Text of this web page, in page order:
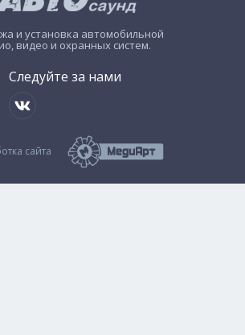
и установка автомобильной
видео и охранных систем.
Следуйте за нами
сайта